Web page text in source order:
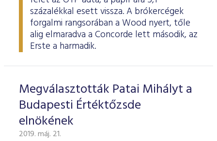
százalékkal esett vissza. A brókercégek
forgalmi rangsorában a Wood nyert, tőle
alig elmaradva a Concorde lett második, az
Erste a harmadik.
Megválasztották Patai Mihályt a
Budapesti Értéktőzsde
elnökének
2019. máj. 21.